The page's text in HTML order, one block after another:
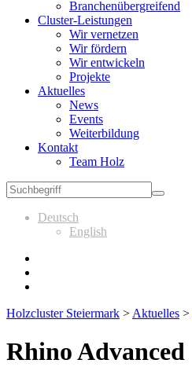
Branchenübergreifend
Cluster-Leistungen
Wir vernetzen
Wir fördern
Wir entwickeln
Projekte
Aktuelles
News
Events
Weiterbildung
Kontakt
Team Holz
Deutsch
English
Holzcluster Steiermark > Aktuelles >
Rhino Advanced